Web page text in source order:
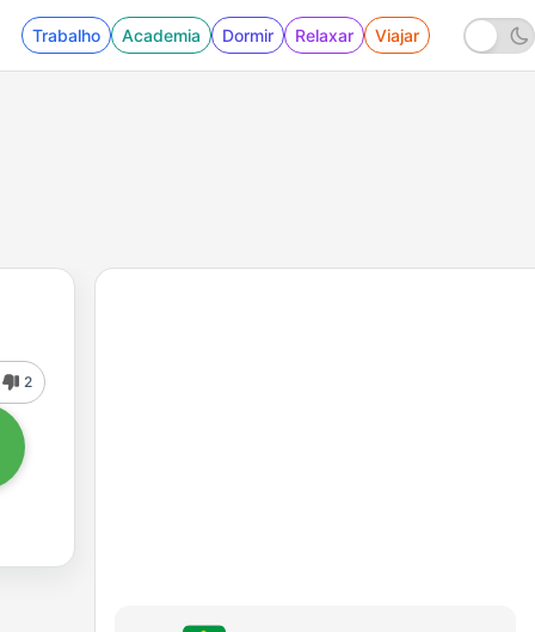
Trabalho Academia Dormir Relaxar Viajar
2